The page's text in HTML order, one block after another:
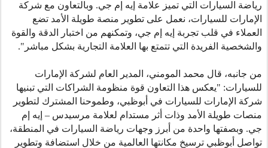
رياضة السيارات التي تميز علامة إيه إم جي. وبالتعاون مع شركة
الإمارات للسيارات، نعمل على تطوير منصة طويلة الأمد تضع
العملاء في قلب تجربة إيه إم جي، وتمكنهم من اختبار الدقة والقوة
والشخصية الفريدة التي تتمتع بها العلامة التجارية بشكل مباشر ."
من جانبه، قال محمد المومني، المدير العام لشركة الإمارات
للسيارات: "يعكس هذا التعاون قوة منظومة الشراكات التي تبنيها
شركة الإمارات للسيارات في أبوظبي، وطموحنا المشترك لتطوير
منصات طويلة الأمد وذات أثر مستدام لعلامة مرسيدس – إيه إم
جي. وبصفتها واحدة من أبرز وجهات رياضة السيارات في المنطقة،
تواصل أبوظبي ترسيخ مكانتها العالمية من خلال استضافة وتطوير